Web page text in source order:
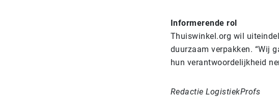
Informerende rol
Thuiswinkel.org wil
duurzaam verpakken. “Wij
hun verantwoordelijkheid
Redactie LogistiekProfs